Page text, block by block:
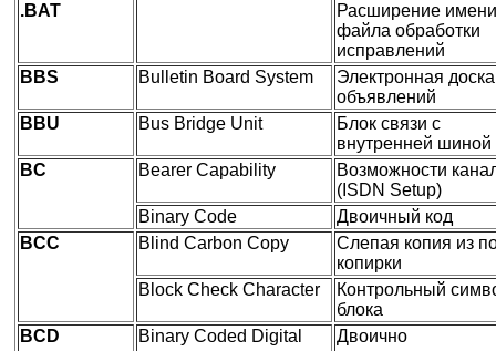
.BAT
Расширение имени
файла обработки
исправлений
BBS
Bulletin Board System
Электронная доска
объявлений
BBU
Bus Bridge Unit
Блок связи с
внутренней шиной
BC
Bearer Capability
Возможности
(ISDN Setup)
Binary Code
Двоичный код
BCC
Blind Carbon Copy
Слепая копия из
копирки
Block Check Character
Контрольный
блока
BCD
Binary Coded Digital
Двоично